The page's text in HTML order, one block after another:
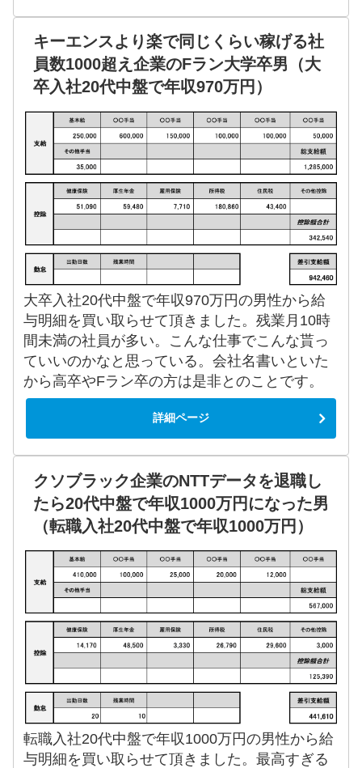
キーエンスより楽で同じくらい稼げる社
員数1000超え企業のFラン大学卒男（大
卒入社20代中盤で年収970万円）
大卒入社20代中盤で年収970万円の男性から給
与明細を買い取らせて頂きました。残業月10時
間未満の社員が多い。こんな仕事でこんな貰っ
ていいのかなと思っている。会社名書いといた
から高卒やFラン卒の方は是非とのことです。
詳細ページ
クソブラック企業のNTTデータを退職し
たら20代中盤で年収1000万円になった男
（転職入社20代中盤で年収1000万円）
転職入社20代中盤で年収1000万円の男性から給
与明細を買い取らせて頂きました。最高すぎる